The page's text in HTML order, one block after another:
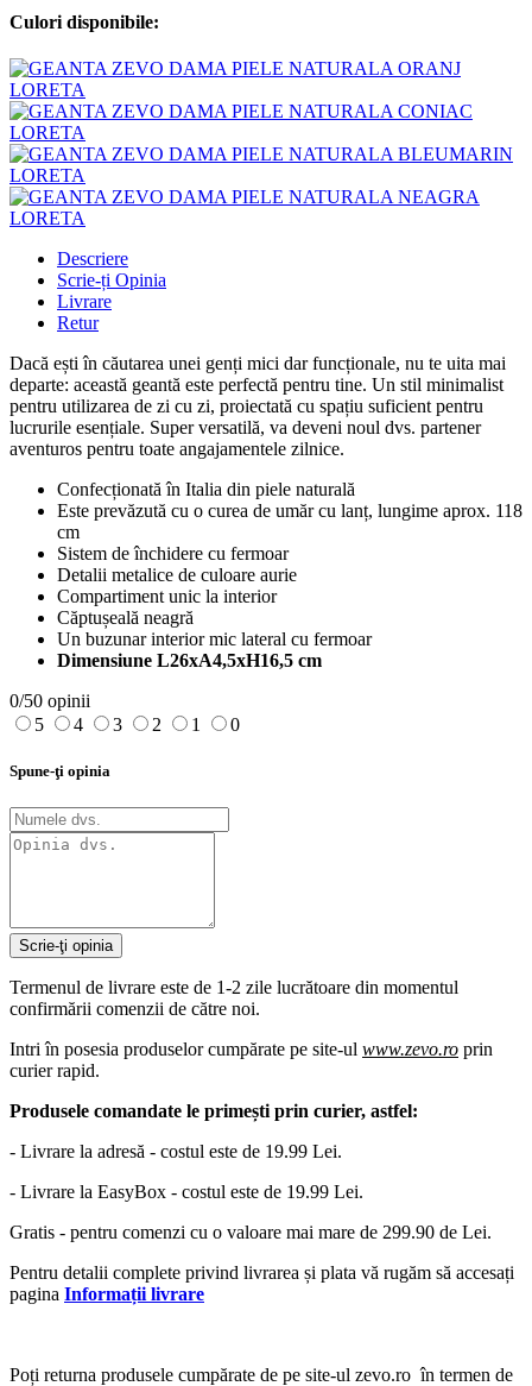
Culori disponibile:
Descriere
Scrie-ți Opinia
Livrare
Retur
Dacă ești în căutarea unei genți mici dar funcționale, nu te uita mai
departe: această geantă este perfectă pentru tine. Un stil minimalist
pentru utilizarea de zi cu zi, proiectată cu spațiu suficient pentru
lucrurile esențiale. Super versatilă, va deveni noul dvs. partener
aventuros pentru toate angajamentele zilnice.
Confecționată în Italia din piele naturală
Este prevăzută cu o curea de umăr cu lanț, lungime aprox. 118
cm
Sistem de închidere cu fermoar
Detalii metalice de culoare aurie
Compartiment unic la interior
Căptușeală neagră
Un buzunar interior mic lateral cu fermoar
Dimensiune L26xA4,5xH16,5 cm
0/50 opinii
5
4 3 2 1 0
Spune-ţi opinia
Scrie-ţi opinia
Termenul de livrare este de 1-2 zile lucrătoare din momentul
confirmării comenzii de către noi.
Intri în posesia produselor cumpărate pe site-ul www.zevo.ro prin
curier rapid.
Produsele comandate le primești prin curier, astfel:
- Livrare la adresă - costul este de 19.99 Lei.
- Livrare la EasyBox - costul este de 19.99 Lei.
Gratis - pentru comenzi cu o valoare mai mare de 299.90 de Lei.
Pentru detalii complete privind livrarea și plata vă rugăm să accesați
pagina Informații livrare
Poți returna produsele cumpărate de pe site-ul zevo.ro în termen de